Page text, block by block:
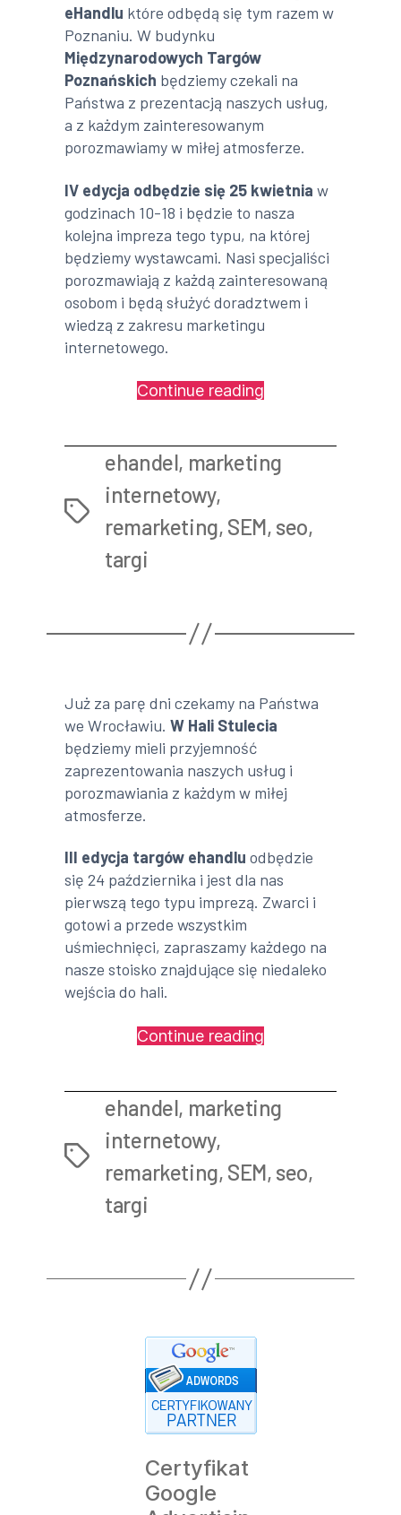
eHandlu które odbędą się tym razem w
Poznaniu. W budynku
Międzynarodowych Targów
Poznańskich będziemy czekali na
Państwa z prezentacją naszych usług,
a z każdym zainteresowanym
porozmawiamy w miłej atmosferze.
IV edycja odbędzie się 25 kwietnia w
godzinach 10-18 i będzie to nasza
kolejna impreza tego typu, na której
będziemy wystawcami. Nasi specjaliści
porozmawiają z każdą zainteresowaną
osobom i będą służyć doradztwem i
wiedzą z zakresu marketingu
internetowego.
Continue reading
IV
Tags
ehandel, marketing
internetowy,
remarketing, SEM, seo,
targi
Już za parę dni czekamy na Państwa
we Wrocławiu.W Hali Stulecia
będziemy mieli przyjemność
zaprezentowania naszych usług i
porozmawiania z każdym w miłej
atmosferze.
III edycja targów ehandlu odbędzie
się 24 października i jest dla nas
pierwszą tego typu imprezą. Zwarci i
gotowi a przede wszystkim
uśmiechnięci, zapraszamy każdego na
nasze stoisko znajdujące się niedaleko
wejścia do hali.
Continue reading
Wrocławiu”
Tags
ehandel, marketing
internetowy,
remarketing, SEM, seo,
targi
Certyfikat
Google